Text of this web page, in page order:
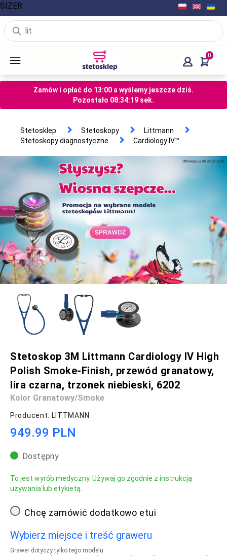
0
Zamów i opłać do 13:00 a wyślemy jeszcze dziś.
Pozostało 08:34:18 sek.
Stetosklep Stetoskopy
Littmann
Stetoskopy diagnostyczne
Cardiology IV™
Stetoskop 3M Littmann Cardiology IV High
Polish Smoke-Finish, przewód granatowy,
lira czarna, trzonek niebieski, 6202
Kolor Granatowy/smoke
Producent: LITTMANN
949.99 PLN
Dostępny
To jest wyrób medyczny. Używaj go zgodnie z instrukcją
używania lub etykietą.
Chcę zamówić dodatkowo etui
Wybierz miejsce i treść graweru
Grawer dotyczy tylko tego modelu.
SIZER